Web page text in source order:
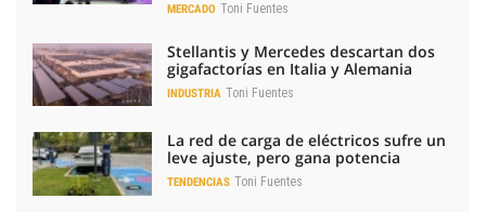
MERCADO Toni Fuentes
Stellantis y Mercedes descartan dos
gigafactorías en Italia y Alemania
INDUSTRIA Toni Fuentes
La red de carga de eléctricos sufre un
leve ajuste, pero gana potencia
TENDENCIAS Toni Fuentes